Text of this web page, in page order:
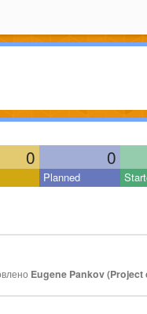
0 0
Planned
Eugene Pankov